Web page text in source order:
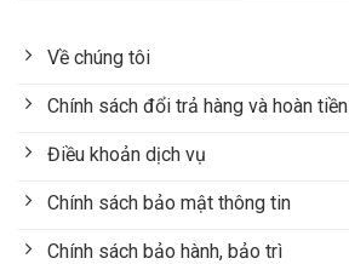
Về chúng tôi
Chính sách đổi trả hàng và hoàn tiền
Điều khoản dịch vụ
Chính sách bảo mật thông tin
Chính sách bảo hành, bảo trì